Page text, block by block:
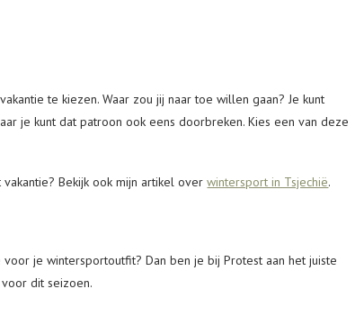
te kiezen. Waar zou jij naar toe willen gaan? Je kunt
je kunt dat patroon ook eens doorbreken. Kies een van deze
Bekijk ook mijn artikel overwintersport in Tsjechië.
je wintersportoutfit? Dan ben je bij Protest aan het juiste
dit seizoen.